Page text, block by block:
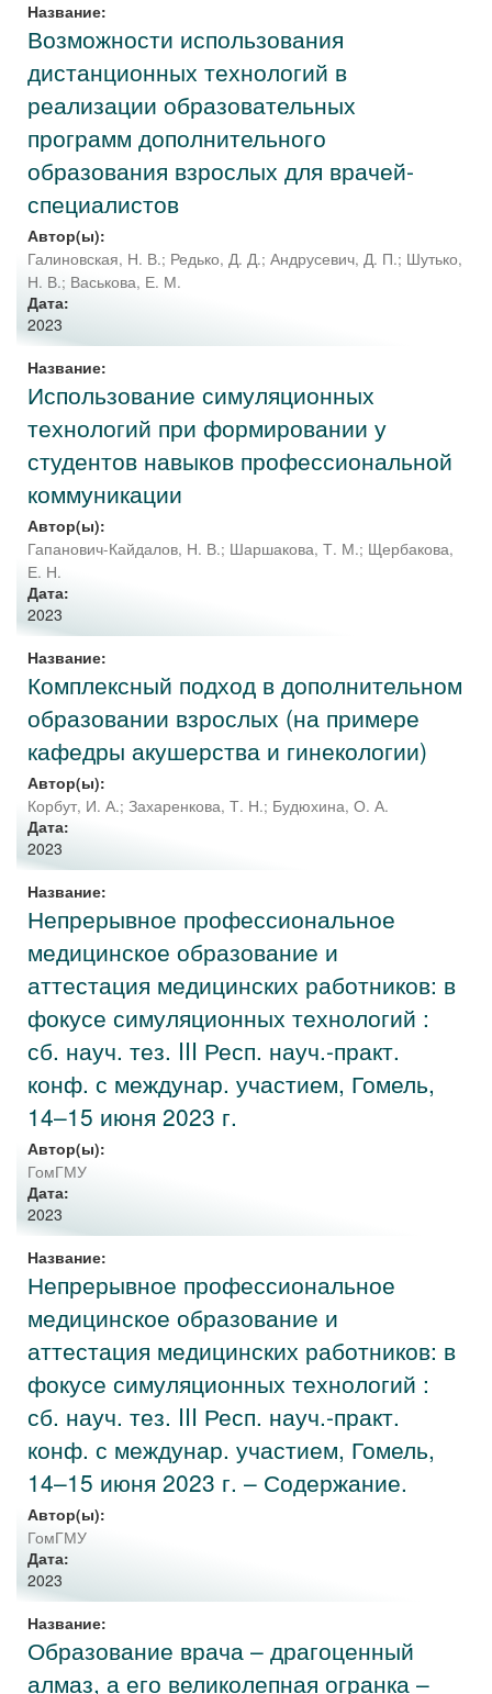
Название:
Возможности использования
дистанционных технологий в
реализации образовательных
программ дополнительного
образования взрослых для врачей-
специалистов
Автор(ы):
Галиновская, Н. В.; Редько, Д. Д.; Андрусевич, Д. П.; Шутько,
Н. В.; Васькова, Е. М.
Дата:
2023
Название:
Использование симуляционных
технологий при формировании у
студентов навыков профессиональной
коммуникации
Автор(ы):
Гапанович-Кайдалов, Н. В.; Шаршакова, Т. М.; Щербакова,
Е. Н.
Дата:
2023
Название:
Комплексный подход в дополнительном
образовании взрослых (на примере
кафедры акушерства и гинекологии)
Автор(ы):
Корбут, И. А.; Захаренкова, Т. Н.; Будюхина, О. А.
Дата:
2023
Название:
Непрерывное профессиональное
медицинское образование и
аттестация медицинских работников: в
фокусе симуляционных технологий :
сб. науч. тез. III Респ. науч.-практ.
конф. с междунар. участием, Гомель,
14–15 июня 2023 г.
Автор(ы):
ГомГМУ
Дата:
2023
Название:
Непрерывное профессиональное
медицинское образование и
аттестация медицинских работников: в
фокусе симуляционных технологий :
сб. науч. тез. III Респ. науч.-практ.
конф. с междунар. участием, Гомель,
14–15 июня 2023 г. – Содержание.
Автор(ы):
ГомГМУ
Дата:
2023
Название:
Образование врача – драгоценный
алмаз, а его великолепная огранка –